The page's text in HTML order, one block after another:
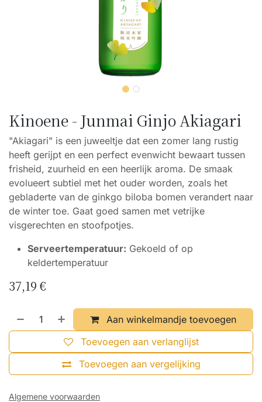
Kinoene - Junmai Ginjo Akiagari
"Akiagari" is een juweeltje dat een zomer lang rustig
heeft gerijpt en een perfect evenwicht bewaart tussen
frisheid, zuurheid en een heerlijk aroma. De smaak
evolueert subtiel met het ouder worden, zoals het
gebladerte van de ginkgo biloba bomen verandert naar
de winter toe. Gaat goed samen met vetrijke
visgerechten en stoofpotjes.
Serveertemperatuur: Gekoeld of op
keldertemperatuur
37,19€
Aan winkelmandje toevoegen
Toevoegen aan vergelijking
Toevoegen aan verlanglijst
Algemene voorwaarden